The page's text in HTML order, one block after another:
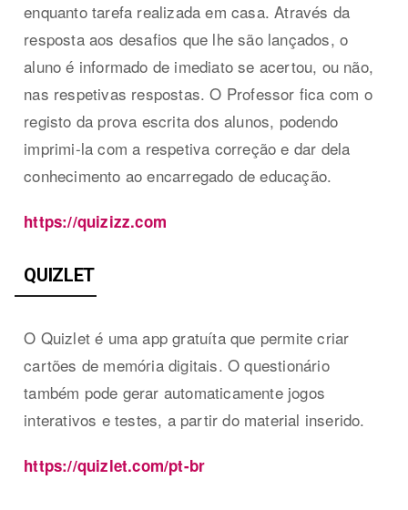
enquanto tarefa realizada em casa. Através da
resposta aos desafios que lhe são lançados, o
aluno é informado de imediato se acertou, ou não,
nas respetivas respostas. O Professor fica com o
registo da prova escrita dos alunos, podendo
imprimi-la com a respetiva correção e dar dela
conhecimento ao encarregado de educação.
https://quizizz.com
QUIZLET
O Quizlet é uma app gratuíta que permite criar
cartões de memória digitais. O questionário
também pode gerar automaticamente jogos
interativos e testes, a partir do material inserido.
https://quizlet.com/pt-br